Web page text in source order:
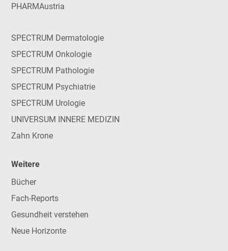
PHARMAustria
SPECTRUM Dermatologie
SPECTRUM Onkologie
SPECTRUM Pathologie
SPECTRUM Psychiatrie
SPECTRUM Urologie
UNIVERSUM INNERE MEDIZIN
Zahn Krone
Weitere
Bücher
Fach-Reports
Gesundheit verstehen
Neue Horizonte